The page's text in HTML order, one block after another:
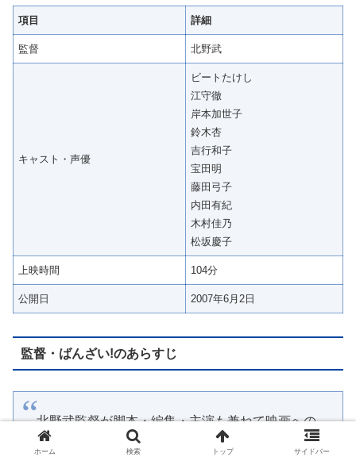
項目 詳細
監督 北野武
キャスト・声優
ビートたけし
江守徹
岸本加世子
鈴木杏
吉行和子
宝田明
藤田弓子
内田有紀
木村佳乃
松坂慶子
上映時間 104分
公開日 2007年6月2日
監督・ばんざい!のあらすじ
北野武監督が脚本・編集・主演も兼ねて映画への
想いを凝縮した異色コメディ。ひとりの映画監督
ホーム 検索 トップ サイドバー